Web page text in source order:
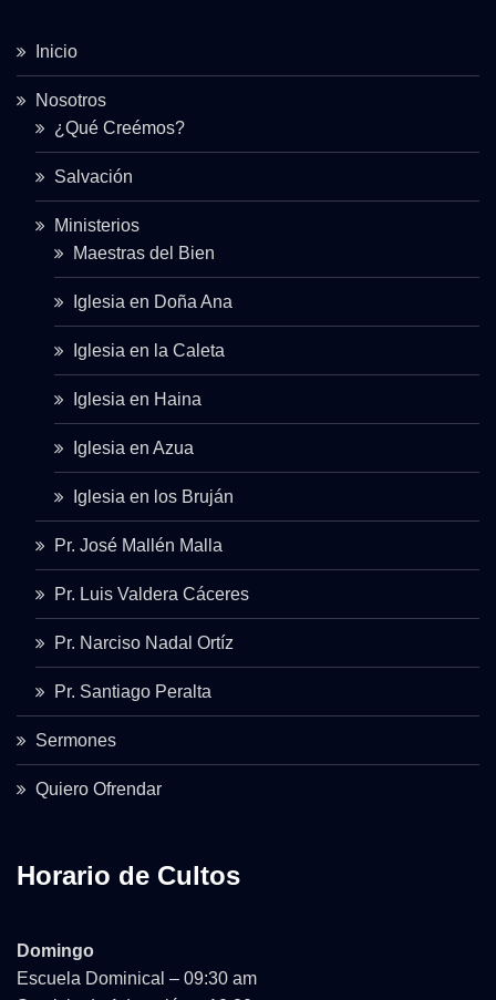
Inicio
Nosotros
¿Qué Creémos?
Salvación
Ministerios
Maestras del Bien
Iglesia en Doña Ana
Iglesia en la Caleta
Iglesia en Haina
Iglesia en Azua
Iglesia en los Bruján
Pr. José Mallén Malla
Pr. Luis Valdera Cáceres
Pr. Narciso Nadal Ortíz
Pr. Santiago Peralta
Sermones
Quiero Ofrendar
Horario de Cultos
Domingo
Escuela Dominical – 09:30 am